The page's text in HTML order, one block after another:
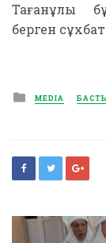
Тағанұлы
берген
Posted
in
MEDIA